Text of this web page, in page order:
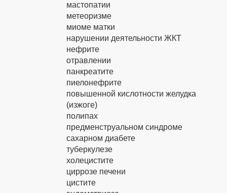
мастопатии
метеоризме
миоме матки
нарушении деятельности ЖКТ
нефрите
отравлении
панкреатите
пиелонефрите
повышенной кислотности желудка
(изжоге)
полипах
предменструальном синдроме
сахарном диабете
туберкулезе
холецистите
циррозе печени
цистите